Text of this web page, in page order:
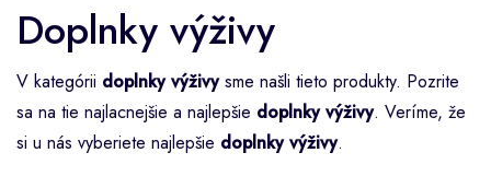
Doplnky výživy
V kategórii doplnky výživysme našli tieto produkty. Pozrite
sa na tie najlacnejšie a najlepšie doplnky výživy. Veríme, že
si u nás vyberiete najlepšie doplnky výživy.